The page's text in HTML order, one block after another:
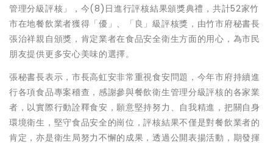
管理分級評核」，今(8)日進行評核結果頒獎典禮，共計52家竹
市在地餐飲業者獲得「優」、「良」級評核獎，由竹市府秘書長
張治祥親自頒獎，肯定業者在食品安全衛生方面的用心，為市民
朋友提供更多安心美味的選擇。
張秘書長表示，市長高虹安非常重視食安問題，今年市府持續進
行各項食品專案稽查，感謝參與餐飲衛生管理分級評核的各家業
者，以實際行動詮釋食安，願意堅持努力、自我精進，把關自身
環境衛生，堅守食品安全的崗位，評核結果不僅是對餐飲業者的
肯定，亦是衛生局努力不懈的成果，透過公開表揚活動，期發揮